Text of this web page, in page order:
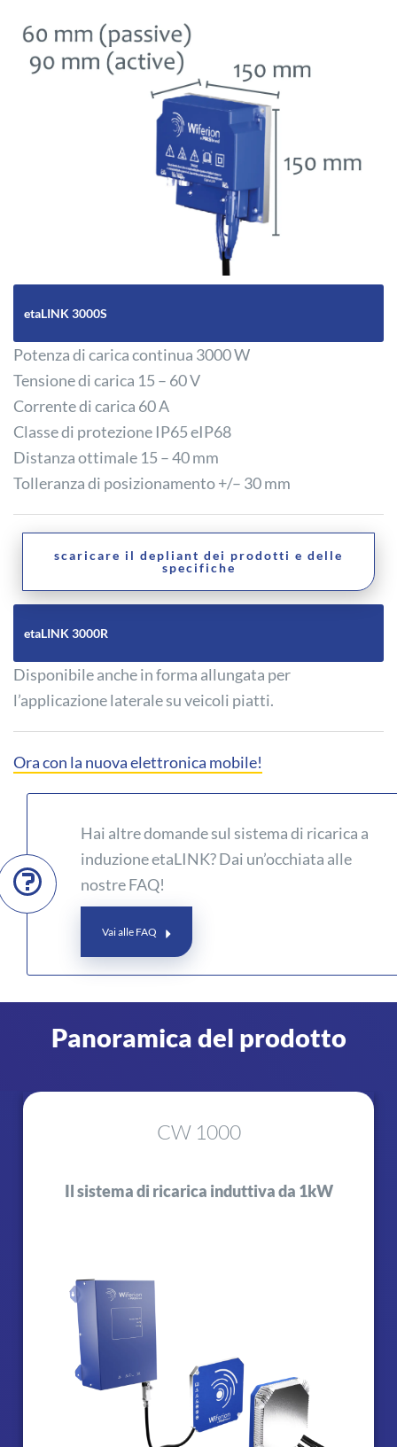
etaLINK 3000S
Potenza di carica continua 3000 W
Tensione di carica 15 – 60 V
Corrente di carica 60 A
Classe di protezione IP65 eIP68
Distanza ottimale 15 – 40 mm
Tolleranza di posizionamento +/– 30 mm
scaricare il depliant dei prodotti e delle
specifiche
etaLINK 3000R
Disponibile anche in forma allungata per
l’applicazione laterale su veicoli piatti.
Ora con la nuova elettronica mobile!
Hai altre domande sul sistema di ricarica a
induzione etaLINK? Dai un’occhiata alle
nostre FAQ!
Vai alle FAQ
Panoramica del prodotto
CW 1000
Il sistema di ricarica induttiva da 1kW